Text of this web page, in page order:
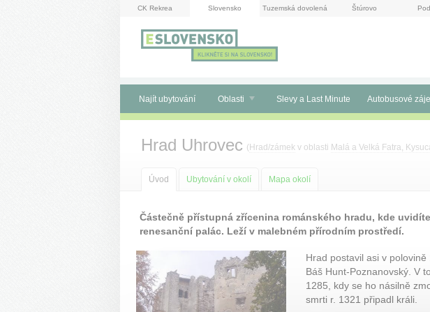
CK Rekrea Slovensko Tuzemská dovolená Štúrovo
Najít ubytování Oblasti Slevy a Last Minute Autobusové
Hrad Uhrovec ( Hrad/zámek v oblasti Malá a Velká Fatra,
Úvod Ubytování v okolí Mapa okolí
Částečně přístupná zřícenina románského hradu, kde
renesanční palác. Leží v malebném přírodním prostředí.
Hrad postavil asi v
Báš Hunt-Poznanovský. V
1285, kdy se ho násilně
smrti r. 1321 připadl králi.